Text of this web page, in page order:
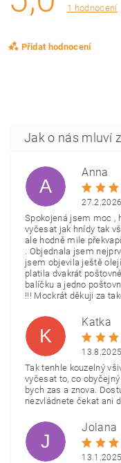
1 hodnocení
Přidat hodnocení
A
Anna
27.2.2026
Spokojená jsem moc ,
vyčesat jak hnídy tak
ale hodně mile
. Objednala jsem
jsem objevila ještě
platila dvakrát
balíčku a jedno
!!! Mockrát děkuji za
K
Katka
13.8.2025
Tak tenhle kouzelný
vyčesat to, co
bych zas a znova.
nezvládnete čekat ani
J
Jolana
13.1.2025